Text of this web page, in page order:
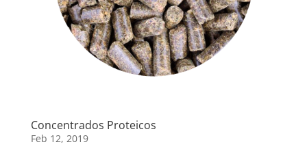
Concentrados Proteicos
Feb 12, 2019